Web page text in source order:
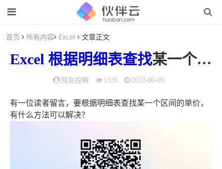
首页 所有内容 Excel 文章正文
Excel 根据明细表查找某一个区间的单价及相关单价问题详细汇总
网友投稿 1328 2022-06-09
有一位读者留言，要根据明细表查找某一个区间的单价，
有什么方法可以解决？